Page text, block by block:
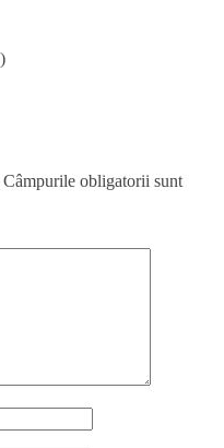
Câmpurile obligatorii sunt